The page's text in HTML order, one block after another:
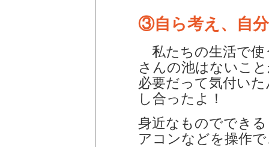
③自ら考え、自
私たちの生活で使
さんの池はないこ
必要だって気付い
し合ったよ！
身近なものででき
アコンなどを操作